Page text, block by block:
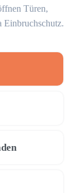
Türen,
Einbruchschutz.